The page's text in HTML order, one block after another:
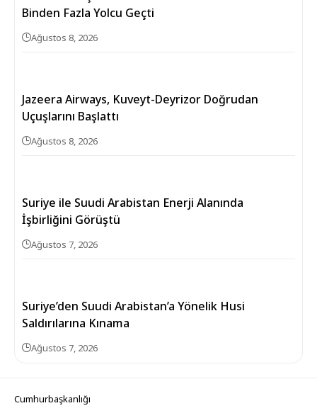
Binden Fazla Yolcu Geçti
Ağustos 8, 2026
Jazeera Airways, Kuveyt-Deyrizor Doğrudan
Uçuşlarını Başlattı
Ağustos 8, 2026
Suriye ile Suudi Arabistan Enerji Alanında
İşbirliğini Görüştü
Ağustos 7, 2026
Suriye’den Suudi Arabistan’a Yönelik Husi
Saldırılarına Kınama
Ağustos 7, 2026
Cumhurbaşkanlığı